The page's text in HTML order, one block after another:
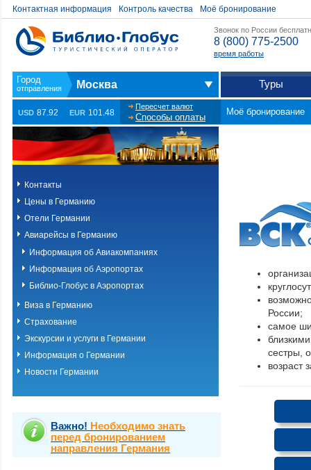
Контактная информация Контроль качества Моё бронирование
Звонок по России
8 (800) 775-2500
время работы
Москва Туры
USD 87.92 EUR 101.48
Пересчет валют
Способы оплаты
Моё бронирование
Контакты
Цены в Германию
Отели Германии
Авиарейсы в Германию
Информация об Авиакомпаниях
Информация об Аэропортах
Библио-Глобус в Аэропортах
Виза в Германию
Страхование
Экскурсии и услуги в Германии
Информация о Германии
Новости Германии
Важно! Необходимо знать
перед бронированием
направления Германия
России;
самое
сестры,
возраст